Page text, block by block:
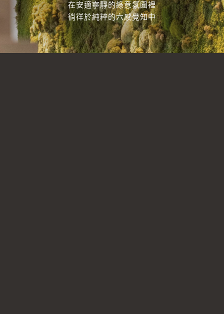
在安適寧靜的綠意氛圍裡
徜徉於純粹的六感覺知中